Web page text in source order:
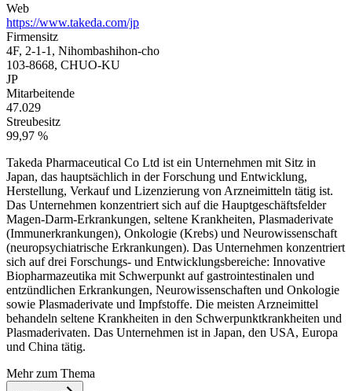
Web
https://www.takeda.com/jp
Firmensitz
4F, 2-1-1, Nihombashihon-cho
103-8668, CHUO-KU
JP
Mitarbeitende
47.029
Streubesitz
99,97 %
Takeda Pharmaceutical Co Ltd ist ein Unternehmen mit Sitz in
Japan, das hauptsächlich in der Forschung und Entwicklung,
Herstellung, Verkauf und Lizenzierung von Arzneimitteln tätig ist.
Das Unternehmen konzentriert sich auf die Hauptgeschäftsfelder
Magen-Darm-Erkrankungen, seltene Krankheiten, Plasmaderivate
(Immunerkrankungen), Onkologie (Krebs) und Neurowissenschaft
(neuropsychiatrische Erkrankungen). Das Unternehmen konzentriert
sich auf drei Forschungs- und Entwicklungsbereiche: Innovative
Biopharmazeutika mit Schwerpunkt auf gastrointestinalen und
entzündlichen Erkrankungen, Neurowissenschaften und Onkologie
sowie Plasmaderivate und Impfstoffe. Die meisten Arzneimittel
behandeln seltene Krankheiten in den Schwerpunktkrankheiten und
Plasmaderivaten. Das Unternehmen ist in Japan, den USA, Europa
und China tätig.
Mehr zum Thema